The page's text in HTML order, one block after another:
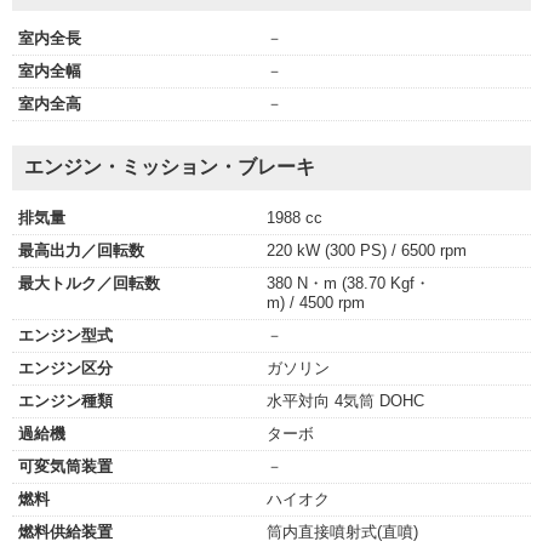
室内全長
－
室内全幅
－
室内全高
－
エンジン・ミッション・ブレーキ
排気量
1988 cc
最高出力／回転数
220 kW (300 PS) / 6500 rpm
最大トルク／回転数
380 N・m (38.70 Kgf・
m) / 4500 rpm
エンジン型式
－
エンジン区分
ガソリン
エンジン種類
水平対向 4気筒 DOHC
過給機
ターボ
可変気筒装置
－
燃料
ハイオク
燃料供給装置
筒内直接噴射式(直噴)